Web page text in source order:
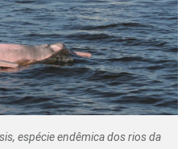
Túnel do
Universo
espécie endêmica dos rios da